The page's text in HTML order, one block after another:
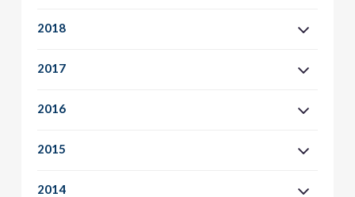
2018
2017
2016
2015
2014